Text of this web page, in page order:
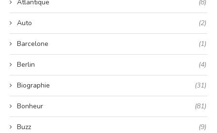
Atlantique (8)
Auto (2)
Barcelone (1)
Berlin (4)
Biographie (31)
Bonheur (81)
Buzz (9)